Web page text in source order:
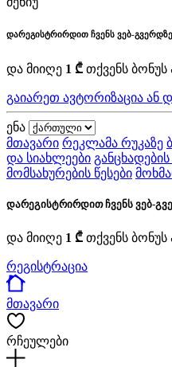
დარეგისტრირდით ჩვენს ვებ-გვერდზე
და მიიღე 1 ₾ თქვენს ბონუს
გაიარეთ ავტორიზაცია ან
ენა
მთავარი რეკლამა რუკაზე
და სიახლეები
მომსახურების წესები
დარეგისტრირდით ჩვენს ვებ-
და მიიღე 1 ₾ თქვენს ბონუს
რეგისტრაცია
მთავარი
რჩეულები